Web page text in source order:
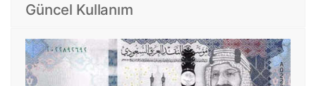
Güncel Kullanım